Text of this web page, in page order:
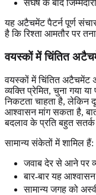
संघर्ष के बाद
यह अटैचमेंट पैटर्न पूर्ण
है कि रिश्ता आमतौर पर
वयस्कों में चिंतित
वयस्कों में चिंतित अटैचमेंट
व्यक्ति प्रेमित, चुना गया
निकटता चाहता है, लेकिन
आश्वासन मांग सकता है,
बदलाव के प्रति बहुत
सामान्य संकेतों में शामिल हैं:
जवाब देर से आने पर
बार-बार यह आश्वासन
सामान्य जगह को